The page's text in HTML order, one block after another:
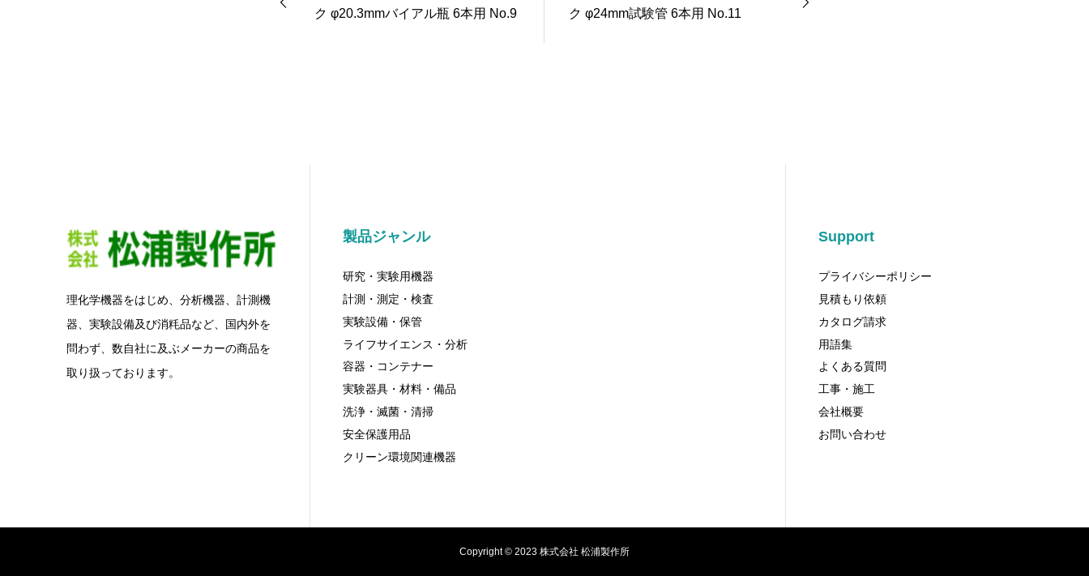
ク φ20.3mmバイアル瓶 6本用 No.9
ク φ24mm試験管 6本用 No.11
理化学機器をはじめ、分析機器、計測機
器、実験設備及び消粍品など、国内外を
問わず、数自社に及ぶメーカーの商品を
取り扱っております。
製品ジャンル
研究・実験用機器
計測・測定・検査
実験設備・保管
ライフサイエンス・分析
容器・コンテナー
実験器具・材料・備品
洗浄・滅菌・清掃
安全保護用品
クリーン環境関連機器
Support
プライバシーポリシー
見積もり依頼
カタログ請求
用語集
よくある質問
工事・施工
会社概要
お問い合わせ
Copyright © 2023 株式会社 松浦製作所